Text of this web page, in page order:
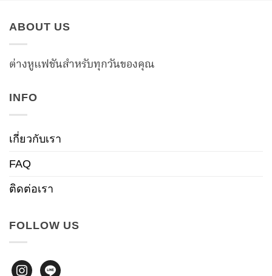
ABOUT US
ต่างหูแฟชันสำหรับทุกวันของคุณ
INFO
เกี่ยวกับเรา
FAQ
ติดต่อเรา
FOLLOW US
instagram
line